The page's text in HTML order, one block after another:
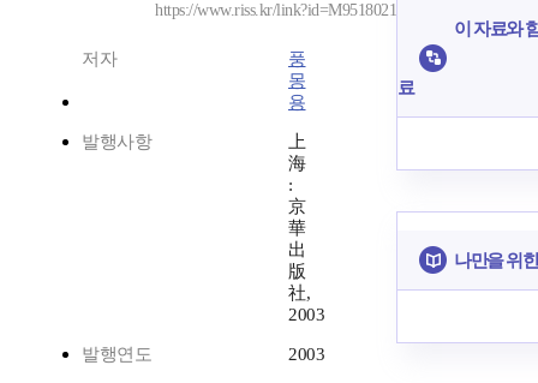
https://www.riss.kr/link?id=M9518021
저자
풍
몽
용
발행사항
上
海
:
京
華
出
版
社,
2003
발행연도 2003
이 자료와
료
나만을 위